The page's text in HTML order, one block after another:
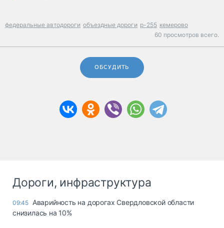
федеральные автодороги объездные дороги р-255 кемерово
60 просмотров всего.
ОБСУДИТЬ
Дороги, инфраструктура
09:45 Аварийность на дорогах Свердловской области
снизилась на 10%